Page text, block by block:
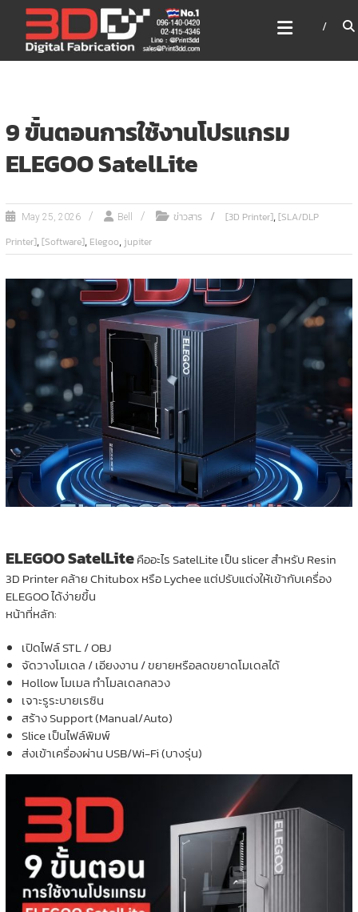
content
3DD DIGITAL FABRICATION
เครื่องพิมพ์3มิติ สแกนเนอร์
เลเซอร์
9 ขั้นตอนการใช้งานโปรแกรม
ELEGOO SatelLite
May 25, 2026 Bell ข่าวสาร [3D Printer],[SLA/DLP
Printer],[Software], Elegoo, jupiter
ELEGOO SatelLiteคืออะไร SatelLite เป็น slicer สำหรับ Resin
3D Printer คล้าย Chitubox หรือ Lychee แต่ปรับแต่งให้เข้ากับเครื่อง
ELEGOO ได้ง่ายขึ้น
หน้าที่หลัก:
เปิดไฟล์ STL / OBJ
จัดวางโมเดล / เอียงงาน / ขยายหรือลดขยาดโมเดลได้
Hollow โมเมล ทำโมลเดลกลวง
เจาะรูระบายเรซิน
สร้าง Support (Manual/Auto)
Slice เป็นไฟล์พิมพ์
ส่งเข้าเครื่องผ่าน USB/Wi-Fi (บางรุ่น)